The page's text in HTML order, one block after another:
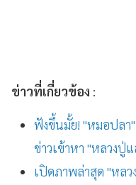
ข่าวที่เกี่ยวข้อง :
ฟังขึ้นมั้ย! "หมอปลา
ข่าวเข้าหา "หลวงปู่แ
เปิดภาพล่าสุด "หล